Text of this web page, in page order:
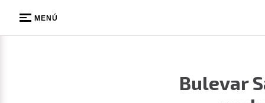
MENÚ
Bulevar